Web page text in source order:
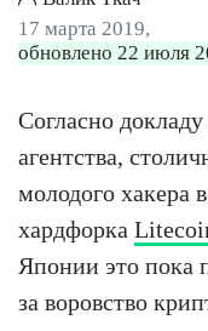
17 марта 2019,
обновлено 22 июля
Согласно
агентства,
молодого
хардфорка
Японии это пока
за воровство